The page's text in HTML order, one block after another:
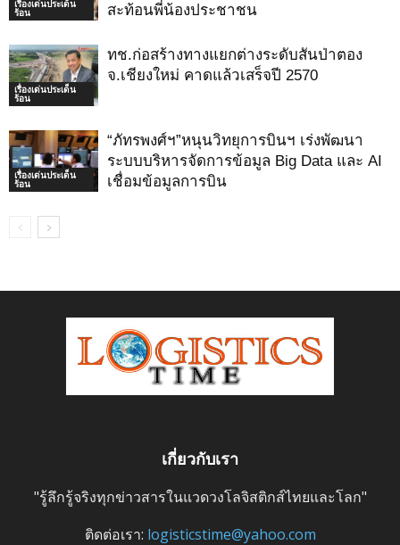
เรื่องเด่นประเด็น
ร้อน
สะท้อนพี่น้องประชาชน
เรื่องเด่นประเด็น
ร้อน
ทช.ก่อสร้างทางแยกต่างระดับสันป่าตอง
จ.เชียงใหม่ คาดแล้วเสร็จปี 2570
เรื่องเด่นประเด็น
ร้อน
“ภัทรพงศ์ฯ”หนุนวิทยุการบินฯ เร่งพัฒนา
ระบบบริหารจัดการข้อมูล Big Data และ AI
เชื่อมข้อมูลการบิน
เกี่ยวกับเรา
"รู้ลึกรู้จริงทุกข่าวสารในแวดวงโลจิสติกส์ไทยและโลก"
ติดต่อเรา: logisticstime@yahoo.com